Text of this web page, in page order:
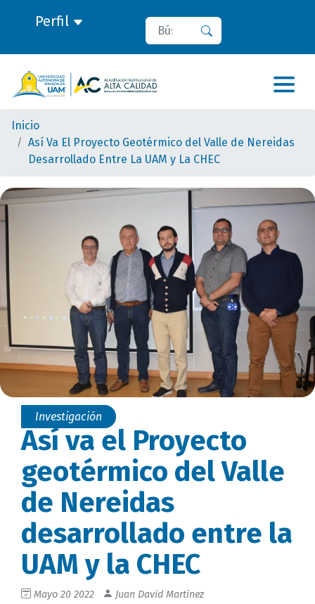
Perfil Buscar
Inicio
Así Va El Proyecto Geotérmico del Valle de Nereidas
Desarrollado Entre La UAM y La CHEC
Investigación
Así va el Proyecto
geotérmico del Valle
de Nereidas
desarrollado entre la
UAM y la CHEC
Mayo 20 2022
Juan David Martinez